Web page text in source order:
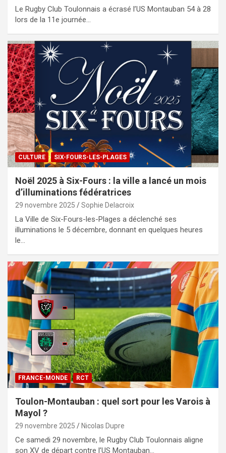
Le Rugby Club Toulonnais a écrasé l’US Montauban 54 à 28
lors de la 11e journée…
CULTURE SIX-FOURS-LES-PLAGES
Noël 2025 à Six-Fours : la ville a lancé un mois
d’illuminations fédératrices
29 novembre 2025 Sophie Delacroix
La Ville de Six-Fours-les-Plages a déclenché ses
illuminations le 5 décembre, donnant en quelques heures
le…
FRANCE-MONDE RCT
Toulon-Montauban : quel sort pour les Varois à
Mayol ?
29 novembre 2025 Nicolas Dupre
Ce samedi 29 novembre, le Rugby Club Toulonnais aligne
son XV de départ contre l’US Montauban…